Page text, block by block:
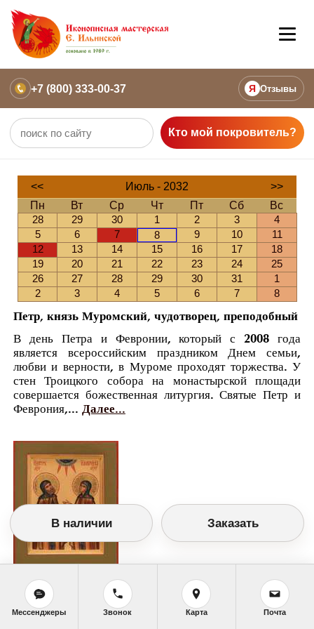
+7 (800) 333-00-37 Я Отзывы
Кто мой покровитель?
<< Июль - 2032
>>
Пн
Вт Ср Чт Пт Сб
Вс
28
29 30 1 2 3
4
5
6 7 8 9 10
11
12
13 14 15 16 17
18
19
20 21 22 23 24
25
26
27 28 29 30 31
1
2
3 4 5 6 7 8
Петр, князь Муромский, чудотворец, преподобный
В день Петра и Февронии, который с 2008 года
является всероссийским праздником Днем семьи,
любви и верности, в Муроме проходят торжества. У
стен Троицкого собора на монастырской площади
совершается божественная литургия. Святые Петр и
Феврония,... Далее...
Православный календарь
<< Четверг, 8 Июля (25 Июня по старому
стилю)
>>
В наличии Заказать
Мессенджеры Звонок Карта Почта